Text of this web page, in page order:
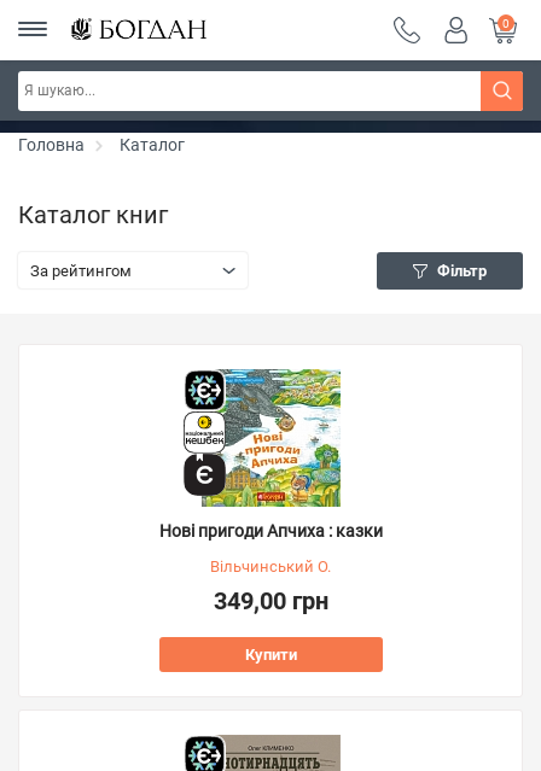
РОЗПРОДАЖ ~ 150 грн ~ 200 грн ~ 250 грн ~
300 грн ~ РОЗПРОДАЖ
Дізнатись більше
0
Головна Каталог
Каталог книг
За рейтингом Фільтр
Нові пригоди Апчиха : казки
Вільчинський О.
349,00 грн
Купити